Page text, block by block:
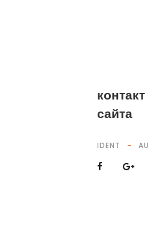
сайта
IDENT